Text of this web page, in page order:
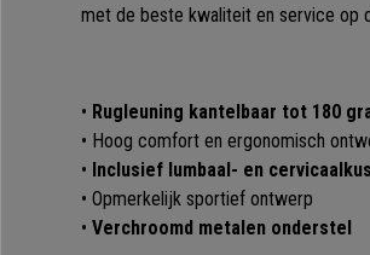
met de beste kwaliteit en service op
• Rugleuning kantelbaar tot 180
• Hoog comfort en ergonomisch
• Inclusief lumbaal- en
• Opmerkelijk sportief ontwerp
• Verchroomd metalen onderstel